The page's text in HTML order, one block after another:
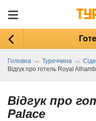
Головна → Туреччина → Сіде
Відгук про готель Royal
Відгук про
Palace